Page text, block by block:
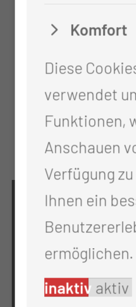
mul-
Komfort
Diese
verwendet
Funktionen,
Anschauen
Verfügung
Ihnen ein
ermöglichen.
inaktiv aktiv